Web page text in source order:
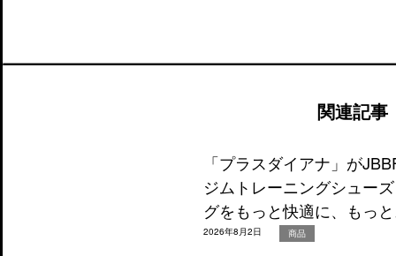
関連記事
「プラスダイアナ」が
ジムトレーニングシュー
グをもっと快適に、もっ
2026年8月2日 商品